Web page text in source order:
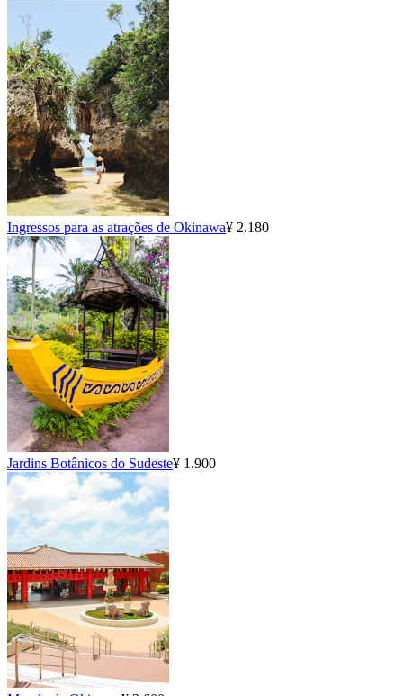
Ingressos para as atrações de Okinawa¥ 2.180
Jardins Botânicos do Sudeste¥ 1.900